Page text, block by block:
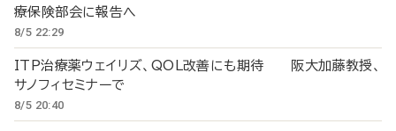
療保険部会に報告へ
8/5 22:29
ITP治療薬ウェイリズ、QOL改善にも期待 阪大加藤教授、
サノフィセミナーで
8/5 20:40